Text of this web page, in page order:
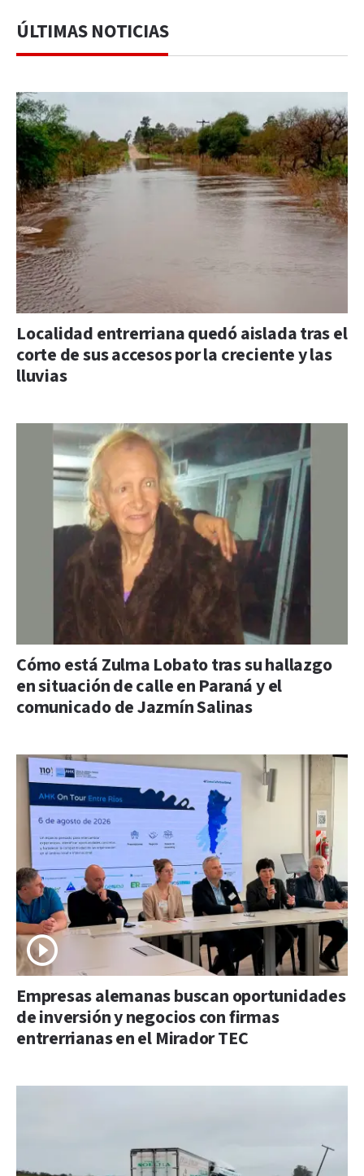
ÚLTIMAS NOTICIAS
Localidad entrerriana quedó aislada tras el
corte de sus accesos por la creciente y las
lluvias
Cómo está Zulma Lobato tras su hallazgo
en situación de calle en Paraná y el
comunicado de Jazmín Salinas
Empresas alemanas buscan oportunidades
de inversión y negocios con firmas
entrerrianas en el Mirador TEC